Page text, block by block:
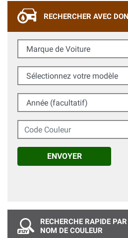
RECHERCHER AVEC
Marque de Voiture
Sélectionnez votre modèle
Année (facultatif)
Code Couleur
ENVOYER
RECHERCHE RAPIDE
NOM DE COULEUR